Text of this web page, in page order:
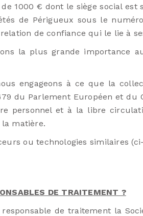
de 1000 € dont le siège social
de Périgueux sous le
relation de confiance qui le lie à
la plus grande importance
engageons à ce que la
du Parlement Européen et
personnel et à la libre
matière.
ou technologies similaires
DE TRAITEMENT ?
de traitement la